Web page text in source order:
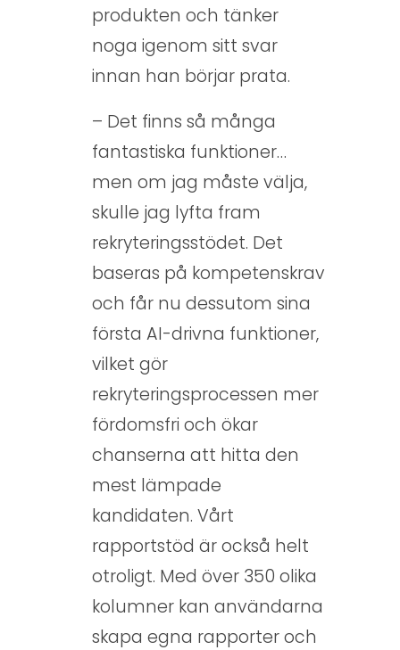
produkten och tänker
noga igenom sitt svar
innan han börjar prata.
– Det finns så många
fantastiska funktioner…
men om jag måste välja,
skulle jag lyfta fram
rekryteringsstödet. Det
baseras på kompetenskrav
och får nu dessutom sina
första AI-drivna funktioner,
vilket gör
rekryteringsprocessen mer
fördomsfri och ökar
chanserna att hitta den
mest lämpade
kandidaten. Vårt
rapportstöd är också helt
otroligt. Med över 350 olika
kolumner kan användarna
skapa egna rapporter och